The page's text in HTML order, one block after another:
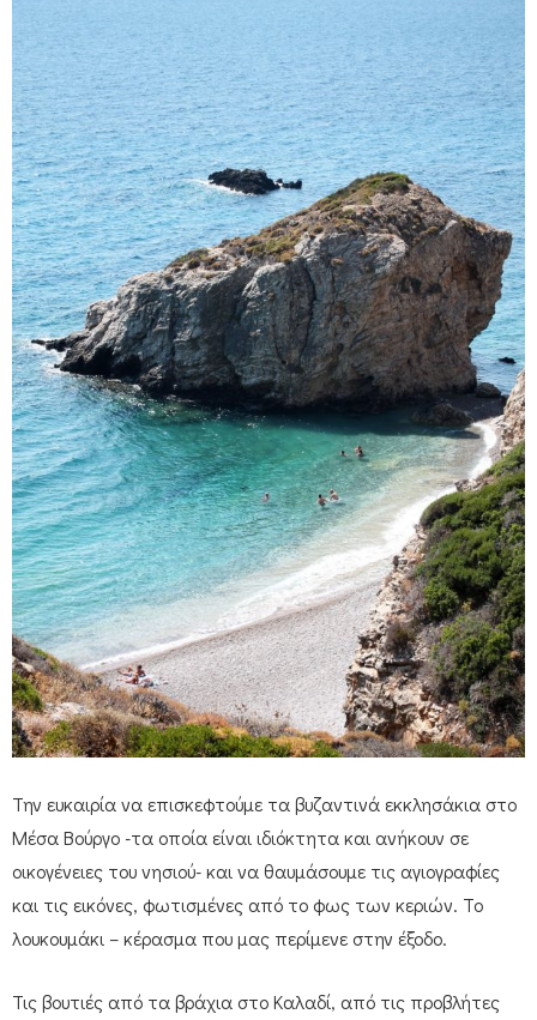
Την ευκαιρία να επισκεφτούμε τα βυζαντινά εκκλησάκια στο
Μέσα Βούργο -τα οποία είναι ιδιόκτητα και ανήκουν σε
οικογένειες του νησιού- και να θαυμάσουμε τις αγιογραφίες
και τις εικόνες, φωτισμένες από το φως των κεριών. Το
λουκουμάκι – κέρασμα που μας περίμενε στην έξοδο.
Τις βουτιές από τα βράχια στο Καλαδί, από τις προβλήτες